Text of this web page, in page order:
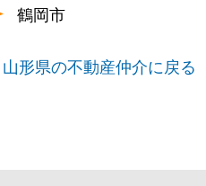
鶴岡市
山形県の不動産仲介に戻る